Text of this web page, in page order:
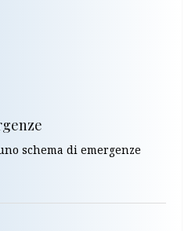
schema di emergenze